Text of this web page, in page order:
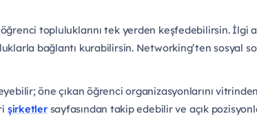
topluluklarını tek yerden keşfedebilirsin.
bağlantı kurabilirsin. Networking’ten sosyal
öne çıkan öğrenci organizasyonlarını
şirketlersayfasından takip edebilir ve açık